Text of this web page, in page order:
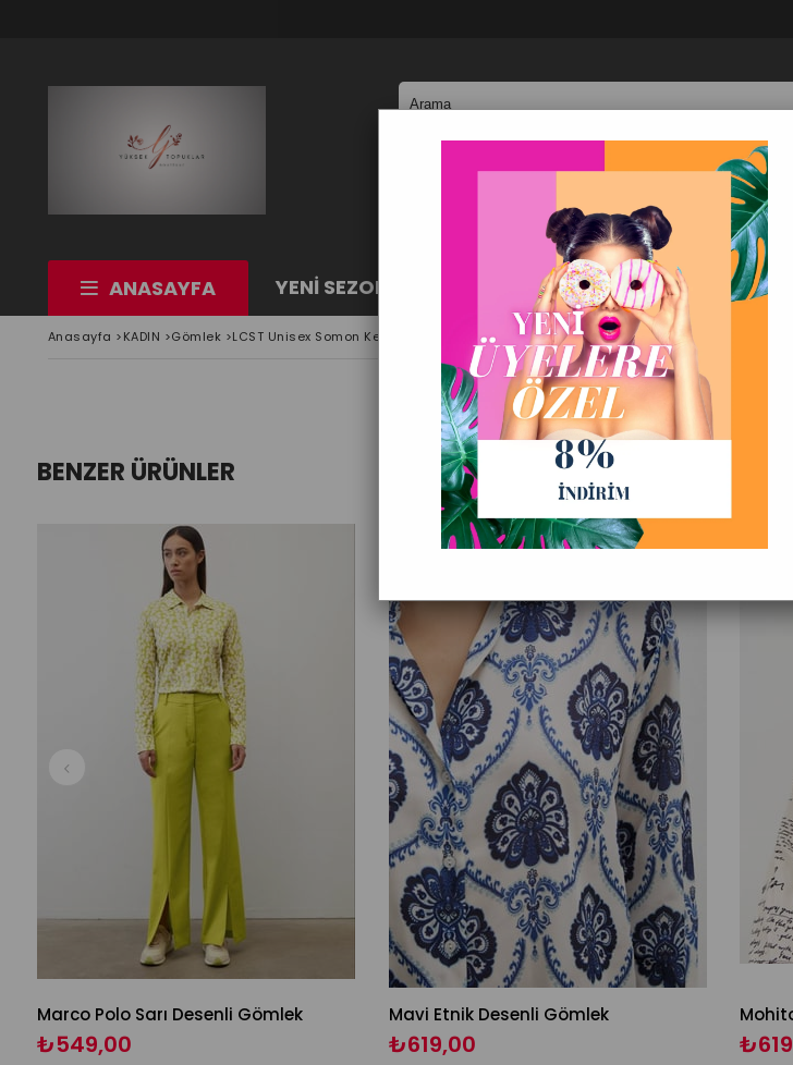
ANASAYFA YENİ SEZON ÇOCUK ERKEK
Anasayfa >KADIN >Gömlek >LCST Unisex Somon Keten Gömlek
BENZER ÜRÜNLER
Marco Polo Sarı Desenli Gömlek
₺549,00
Mavi Etnik Desenli Gömlek
₺619,00